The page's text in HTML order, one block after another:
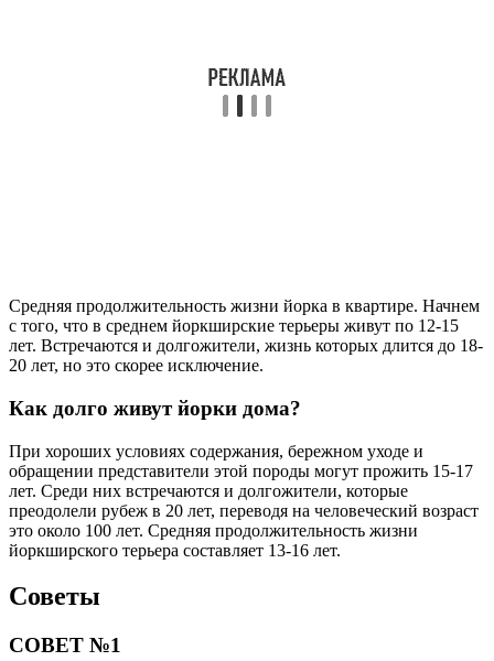
Средняя продолжительность жизни йорка в квартире. Начнем
с того, что в среднем йоркширские терьеры живут по 12-15
лет. Встречаются и долгожители, жизнь которых длится до 18-
20 лет, но это скорее исключение.
Как долго живут йорки дома?
При хороших условиях содержания, бережном уходе и
обращении представители этой породы могут прожить 15-17
лет. Среди них встречаются и долгожители, которые
преодолели рубеж в 20 лет, переводя на человеческий возраст
это около 100 лет. Средняя продолжительность жизни
йоркширского терьера составляет 13-16 лет.
Советы
СОВЕТ №1